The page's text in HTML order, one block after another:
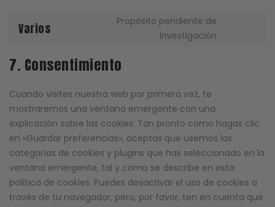
Varios
Propósito pendiente de
investigación
7. Consentimiento
Cuando visites nuestra web por primera vez, te
mostraremos una ventana emergente con una
explicación sobre las cookies. Tan pronto como hagas clic
en «Guardar preferencias», aceptas que usemos las
categorías de cookies y plugins que has seleccionado en la
ventana emergente, tal y como se describe en esta
política de cookies. Puedes desactivar el uso de cookies a
través de tu navegador, pero, por favor, ten en cuenta que